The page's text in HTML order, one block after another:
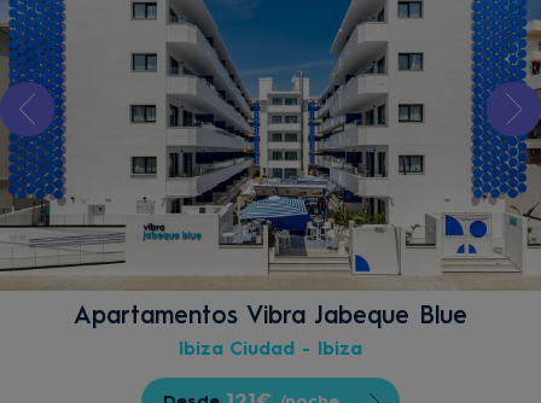
Apartamentos Vibra Jabeque Blue
Ibiza Ciudad - Ibiza